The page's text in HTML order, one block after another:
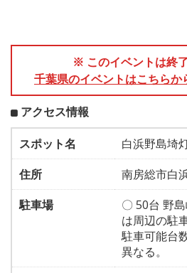
※ このイベントは終
千葉県のイベントはこちらか
アクセス情報
スポット名
白浜野島埼
住所
南房総市白
駐車場
〇 50台 野
は周辺の駐
駐車可能台
異なる。